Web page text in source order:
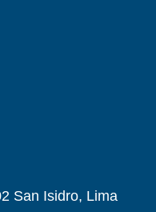
San Isidro, Lima